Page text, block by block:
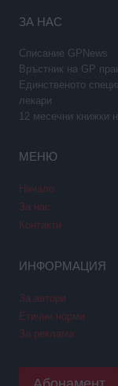
ЗА НАС
Списание GPNews
Връстник на GP
Единственото
лекари
12 месечни книжки
МЕНЮ
Начало
За нас
Контакти
ИНФОРМАЦИЯ
За автори
Етични норми
За реклама